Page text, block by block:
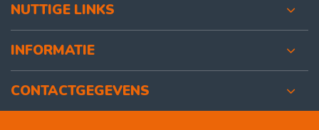
NUTTIGE LINKS
INFORMATIE
CONTACTGEGEVENS